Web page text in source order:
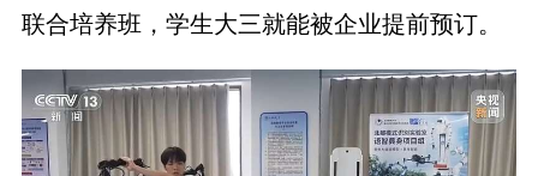
联合培养班，学生大三就能被企业提前预订。